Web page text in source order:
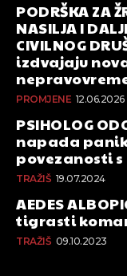
PODRŠKA ZA
NASILJA I
CIVILNOG
izdvajaju
PROMJENE 12.06.2026
PSIHOLOG
napada
povezanosti
TRAŽIŠ 19.07.2024
AEDES
tigrasti
TRAŽIŠ 09.10.2023